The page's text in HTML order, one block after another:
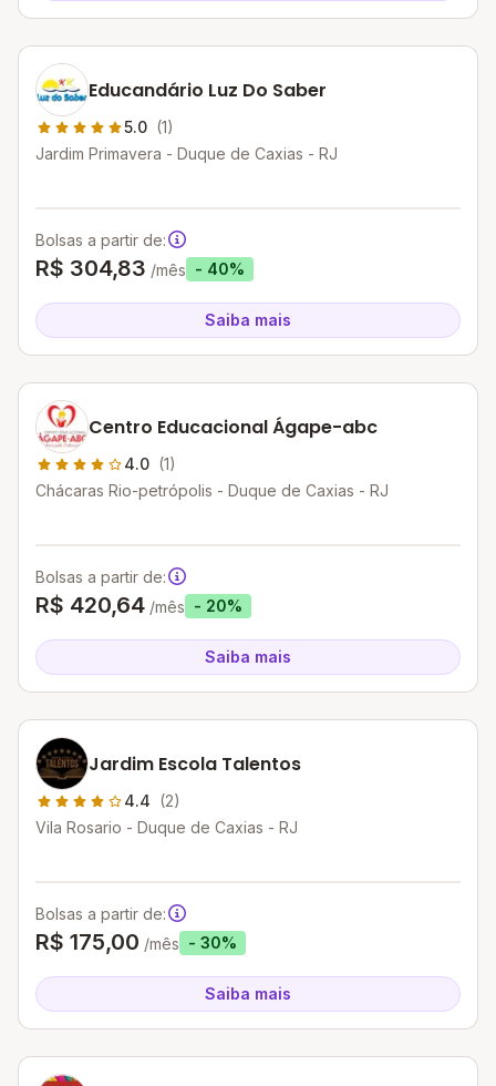
Educandário Luz Do Saber
5.0 (1)
Jardim Primavera - Duque de Caxias - RJ
Bolsas a partir de:
R$ 304,83 /mês - 40%
Saiba mais
Centro Educacional Ágape-abc
4.0 (1)
Chácaras Rio-petrópolis - Duque de Caxias - RJ
Bolsas a partir de:
R$ 420,64 /mês - 20%
Saiba mais
Jardim Escola Talentos
4.4 (2)
Vila Rosario - Duque de Caxias - RJ
Bolsas a partir de:
R$ 175,00 /mês - 30%
Saiba mais